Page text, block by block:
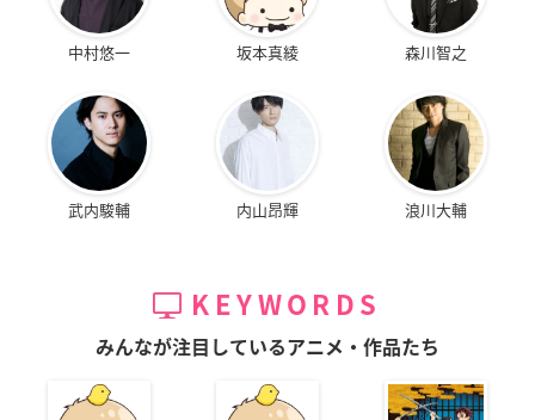
中村悠一 坂本真綾 森川智之
武内駿輔 内山昂輝 浪川大輔
KEYWORDS
みんなが注目しているアニメ・作品たち